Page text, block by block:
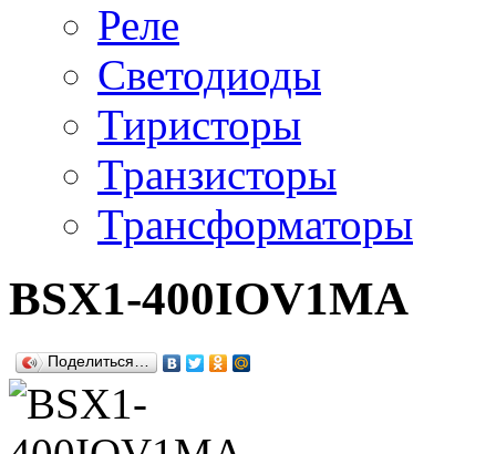
Реле
Светодиоды
Тиристоры
Транзисторы
Трансформаторы
BSX1-400IOV1MA
Поделиться…